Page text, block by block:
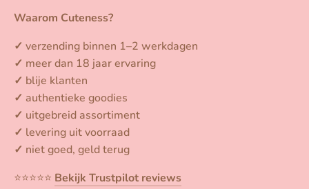
Waarom Cuteness?
✓ verzending binnen 1–2 werkdagen
✓ meer dan 18 jaar ervaring
✓ blije klanten
✓ authentieke goodies
✓ uitgebreid assortiment
✓ levering uit voorraad
✓ niet goed, geld terug
⭐️⭐️⭐️⭐️⭐️ Bekijk Trustpilot reviews